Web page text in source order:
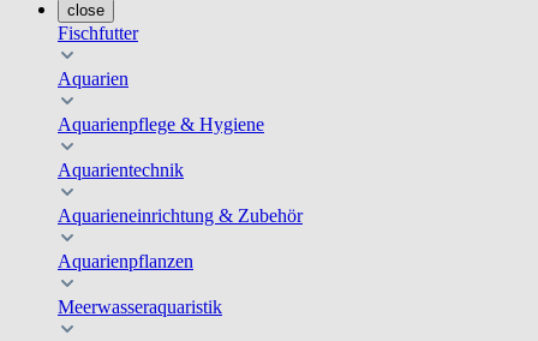
close
Fischfutter
Aquarien
Aquarienpflege & Hygiene
Aquarientechnik
Aquarieneinrichtung & Zubehör
Aquarienpflanzen
Meerwasseraquaristik